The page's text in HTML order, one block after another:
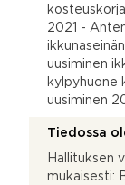
2021 -
uusiminen
kylpyhuone
uusiminen
Tiedossa
Hallituksen
mukaisesti: